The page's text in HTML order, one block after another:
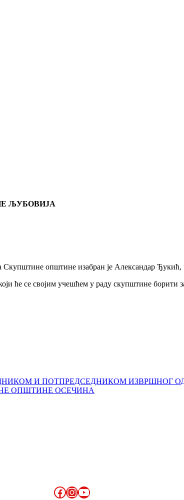
ЉУБОВИЈА
општине изабран је Александар
ће се својим учешћем у раду скупштине
И ПОТПРЕДСЕДНИКОМ ИЗВРШНОГ
ОПШТИНЕ ОСЕЧИНА
Facebook
Instagram
YouTube